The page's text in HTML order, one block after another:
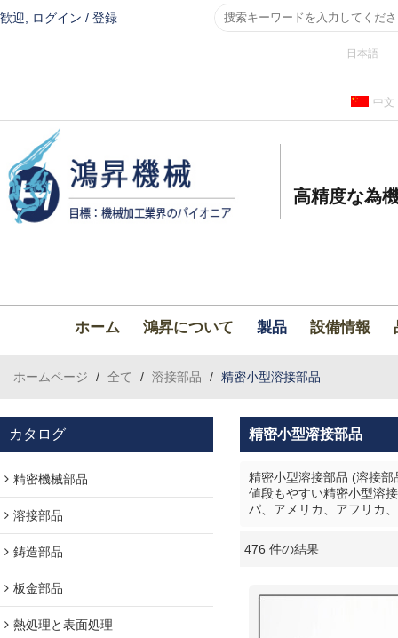
歓迎, ログイン / 登録
日本語
中文
高精度な為
ホーム 鴻昇について 製品 設備情報
ホームページ / 全て / 溶接部品 / 精密小型溶接部品
カタログ
精密機械部品
溶接部品
鋳造部品
板金部品
熱処理と表面処理
精密小型溶接部品
精密小型溶接部品 (溶接
値段もやすい精密小型溶
パ、アメリカ、アフリカ
476 件の結果